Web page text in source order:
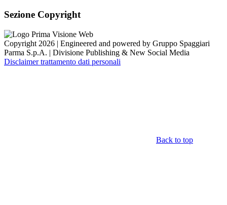
Sezione Copyright
Copyright 2026 | Engineered and powered by Gruppo Spaggiari
Parma S.p.A. | Divisione Publishing & New Social Media
Disclaimer trattamento dati personali
Back to top